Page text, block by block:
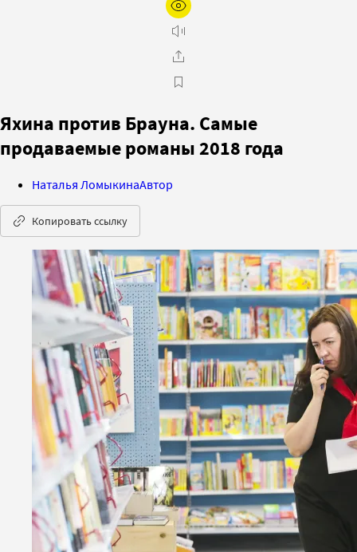
Яхина против Брауна. Самые
продаваемые романы 2018 года
Наталья ЛомыкинаАвтор
Копировать ссылку